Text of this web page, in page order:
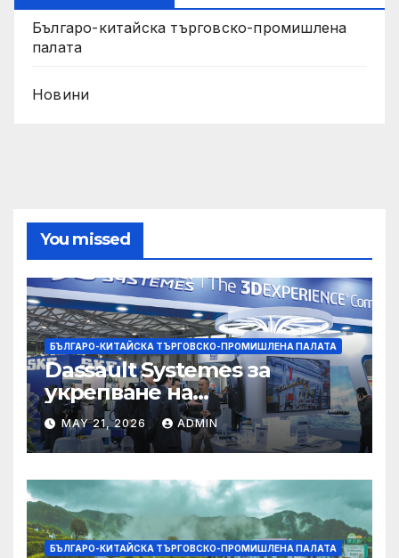
Българо-китайска търговско-промишлена
палата
Новини
You missed
БЪЛГАРО-КИТАЙСКА ТЪРГОВСКО-ПРОМИШЛЕНА ПАЛАТА
Dassault Systemes за
укрепване на
изграждането на AI
екосистема в Китай
MAY 21, 2026 ADMIN
БЪЛГАРО-КИТАЙСКА ТЪРГОВСКО-ПРОМИШЛЕНА ПАЛАТА